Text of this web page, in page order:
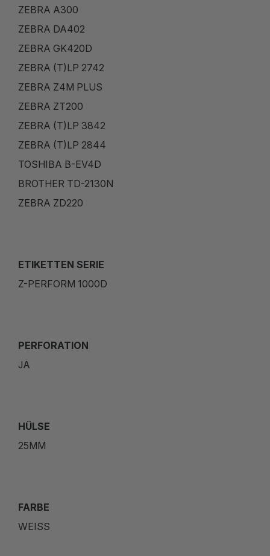
ZEBRA A300
ZEBRA DA402
ZEBRA GK420D
ZEBRA (T)LP 2742
ZEBRA Z4M PLUS
ZEBRA ZT200
ZEBRA (T)LP 3842
ZEBRA (T)LP 2844
TOSHIBA B-EV4D
BROTHER TD-2130N
ZEBRA ZD220
ETIKETTEN SERIE
Z-PERFORM 1000D
PERFORATION
JA
HÜLSE
25MM
FARBE
WEISS